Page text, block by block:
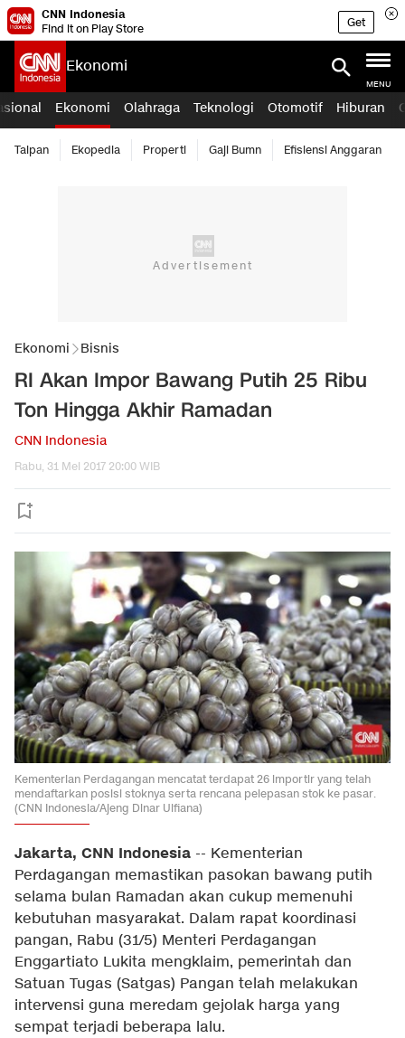
CNN Indonesia
Find it on Play Store
Get
Ekonomi
MENU
Ekonomi Olahraga Teknologi Otomotif Hiburan
Taipan Ekopedia Properti Gaji Bumn Efisiensi Anggaran
Ekonomi Bisnis
RI Akan Impor Bawang Putih 25 Ribu
Ton Hingga Akhir Ramadan
CNN Indonesia
Rabu, 31 Mei 2017 20:00 WIB
Kementerian Perdagangan mencatat terdapat 26 importir yang telah
mendaftarkan posisi stoknya serta rencana pelepasan stok ke pasar.
(CNN Indonesia/Ajeng Dinar Ulfiana)
Jakarta, CNN Indonesia -- Kementerian
Perdagangan memastikan pasokan bawang putih
selama bulan Ramadan akan cukup memenuhi
kebutuhan masyarakat. Dalam rapat koordinasi
pangan, Rabu (31/5) Menteri Perdagangan
Enggartiato Lukita mengklaim, pemerintah dan
Satuan Tugas (Satgas) Pangan telah melakukan
intervensi guna meredam gejolak harga yang
sempat terjadi beberapa lalu.